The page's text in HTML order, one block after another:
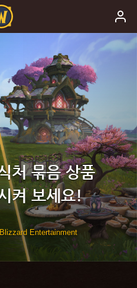
처 묶음 상품
켜 보세요!
Blizzard Entertainment